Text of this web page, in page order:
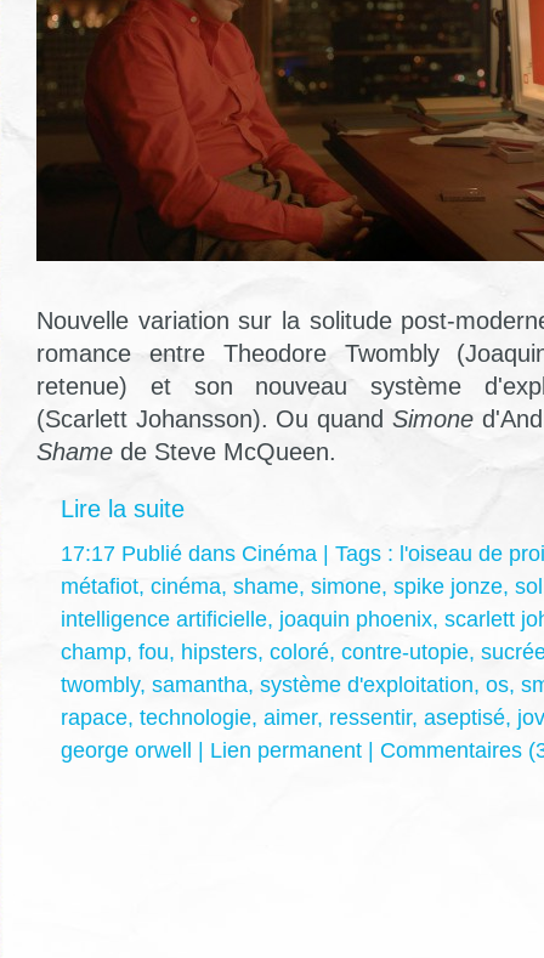
Nouvelle variation sur la solitude post-
romance entre Theodore Twombly
retenue) et son nouveau système
(Scarlett Johansson). Ou quand Simone
Shame de Steve McQueen.
Lire la suite
17:17 Publié dans Cinéma | Tags : l'oiseau de
métafiot, cinéma, shame, simone, spike jonze,
intelligence artificielle, joaquin phoenix, scarlett
champ, fou, hipsters, coloré, contre-utopie,
twombly, samantha, système d'exploitation, os,
rapace, technologie, aimer, ressentir, aseptisé,
george orwell | Lien permanent | Commentaires